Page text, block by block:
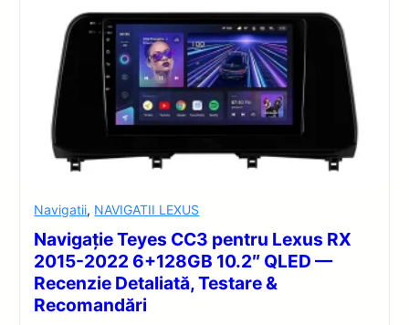
Navigatii, NAVIGATII LEXUS
Navigație Teyes CC3 pentru Lexus RX
2015-2022 6+128GB 10.2″ QLED —
Recenzie Detaliată, Testare &
Recomandări